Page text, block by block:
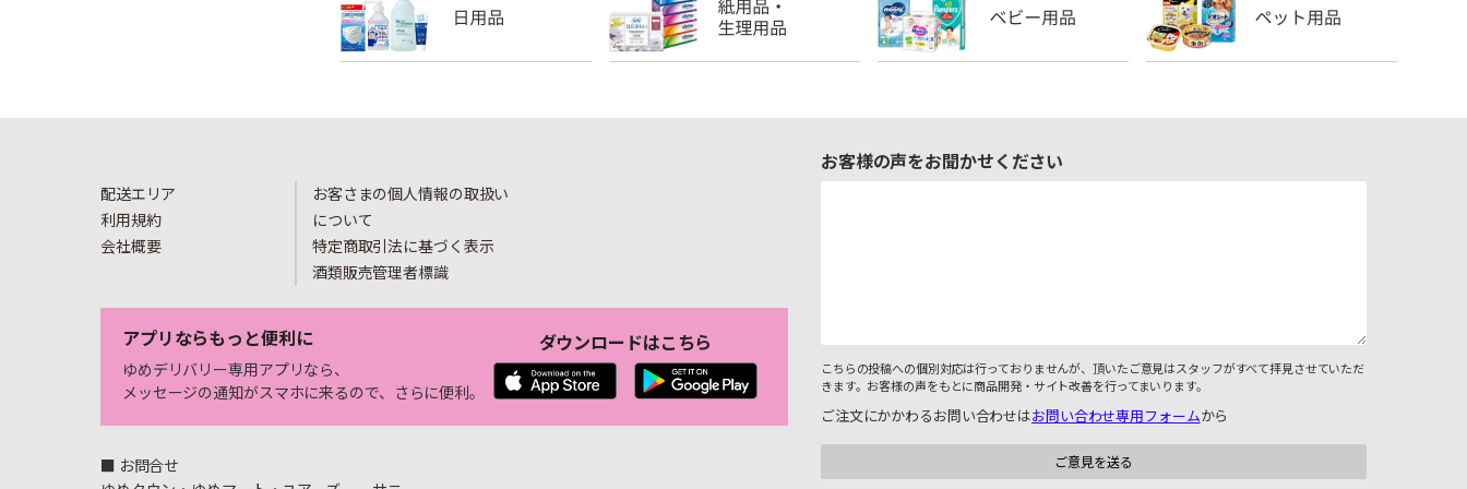
配送エリア
利用規約
会社概要
お客さまの個人情報の取扱い
について
特定商取引法に基づく表示
酒類販売管理者標識
アプリならもっと便利に
ゆめデリバリー専用アプリなら、
メッセージの通知がスマホに来るので、さらに便利。
ダウンロードはこちら
■ お問合せ
お客様の声をお聞かせください
こちらの投稿への個別対応は行っておりませんが、頂いたご意見はスタッフがすべて拝見させていただ
きます。お客様の声をもとに商品開発・サイト改善を行ってまいります。
ご注文にかかわるお問い合わせはお問い合わせ専用フォームから